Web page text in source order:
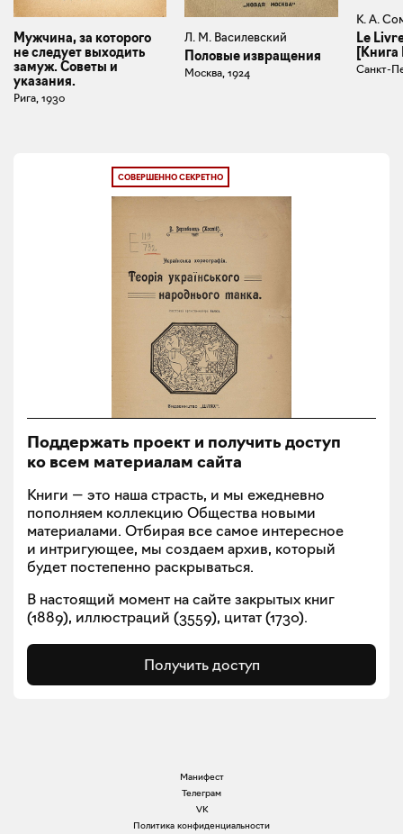
Мужчина, за которого
не следует выходить
замуж. Советы и
указания.
Рига, 1930
Л. М. Василевский
Половые извращения
Москва, 1924
К. А.
Le
Санкт-
СОВЕРШЕННО СЕКРЕТНО
Поддержать проект и получить доступ
ко всем материалам сайта
Книги — это наша страсть, и мы ежедневно
пополняем коллекцию Общества новыми
материалами. Отбирая все самое интересное
и интригующее, мы создаем архив, который
будет постепенно раскрываться.
В настоящий момент на сайте закрытых книг
(1889), иллюстраций (3559), цитат (1730).
Получить доступ
Манифест
Телеграм
VK
Политика конфиденциальности